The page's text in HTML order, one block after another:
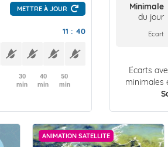
METTRE À JOUR
11 : 40
30
min
40
min
50
min
Minimale
du jour
Ecart
Écarts
minimales
ANIMATION SATELLITE